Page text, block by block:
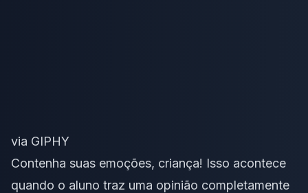
via GIPHY
Contenha suas emoções, criança! Isso acontece
quando o aluno traz uma opinião completamente